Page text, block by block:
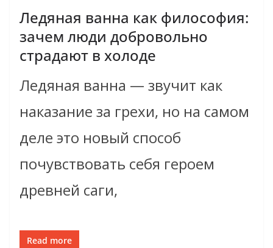
Ледяная ванна как философия:
зачем люди добровольно
страдают в холоде
Ледяная ванна — звучит как
наказание за грехи, но на самом
деле это новый способ
почувствовать себя героем
древней саги,
Read more